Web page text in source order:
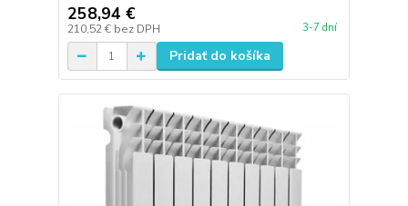
258,94 €
210,52 € bez DPH 3-7 dní
Pridať do košíka